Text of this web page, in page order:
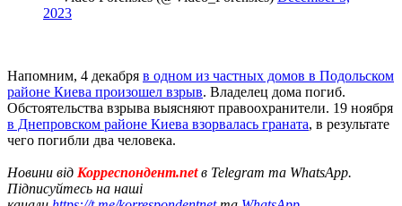
2023
Напомним, 4 декабря в одном из частных домов в Подольском
районе Киева произошел взрыв. Владелец дома погиб.
Обстоятельства взрыва выясняют правоохранители. 19 ноября
в Днепровском районе Киева взорвалась граната, в результате
чего погибли два человека.
Новини від Корреспондент.netв Telegram та WhatsApp.
Підписуйтесь на наші